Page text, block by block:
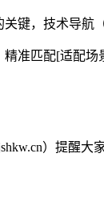
键，技术导航
准匹配[适配
）提醒